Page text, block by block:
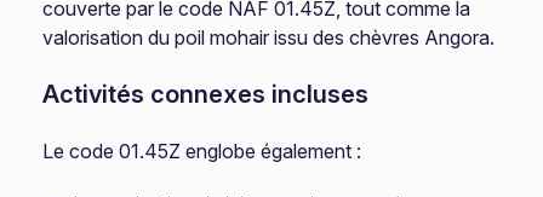
couverte par le code NAF 01.45Z, tout comme la
valorisation du poil mohair issu des chèvres Angora.
Activités connexes incluses
Le code 01.45Z englobe également :